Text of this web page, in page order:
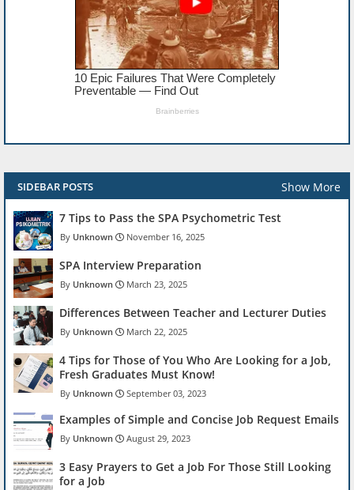
SIDEBAR POSTS Show More
7 Tips to Pass the SPA Psychometric Test
Unknown November 16, 2025
SPA Interview Preparation
Unknown March 23, 2025
Differences Between Teacher and Lecturer Duties
Unknown March 22, 2025
4 Tips for Those of You Who Are Looking for a Job,
Fresh Graduates Must Know!
Unknown September 03, 2023
Examples of Simple and Concise Job Request Emails
Unknown August 29, 2023
3 Easy Prayers to Get a Job For Those Still Looking
for a Job